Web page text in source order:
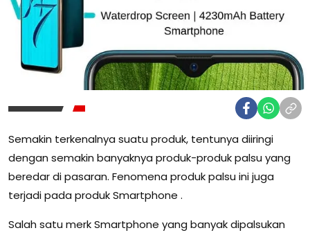
Semakin terkenalnya suatu produk, tentunya diiringi
dengan semakin banyaknya produk-produk palsu yang
beredar di pasaran. Fenomena produk palsu ini juga
terjadi pada produk Smartphone .
Salah satu merk Smartphone yang banyak dipalsukan